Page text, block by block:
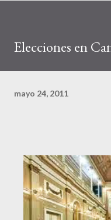
Elecciones en
mayo 24, 2011